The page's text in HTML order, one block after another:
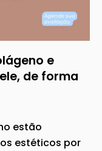
e
de forma
estão
estéticos por